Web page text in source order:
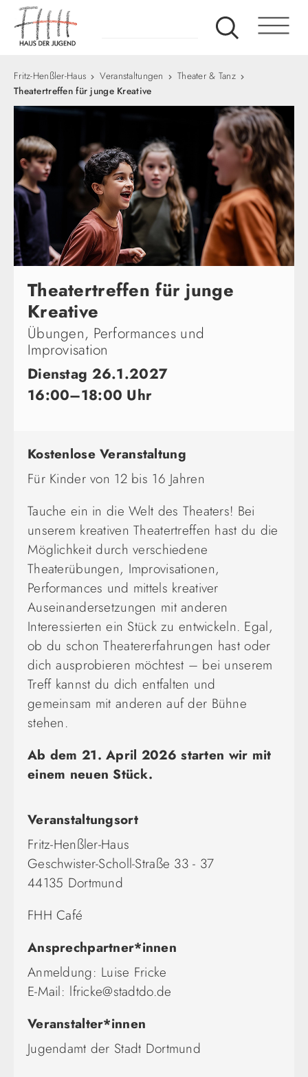
Fritz-Henßler-Haus Veranstaltungen
Theater & Tanz
Theatertreffen für junge Kreative
Theatertreffen für junge
Kreative
Übungen, Performances und
Improvisation
Dienstag 26.1.2027
16:00–18:00 Uhr
Kostenlose Veranstaltung
Für Kinder von 12 bis 16 Jahren
Tauche ein in die Welt des Theaters! Bei
unserem kreativen Theatertreffen hast du die
Möglichkeit durch verschiedene
Theaterübungen, Improvisationen,
Performances und mittels kreativer
Auseinandersetzungen mit anderen
Interessierten ein Stück zu entwickeln. Egal,
ob du schon Theatererfahrungen hast oder
dich ausprobieren möchtest – bei unserem
Treff kannst du dich entfalten und
gemeinsam mit anderen auf der Bühne
stehen.
Ab dem 21. April 2026 starten wir mit
einem neuen Stück.
Veranstaltungsort
Fritz-Henßler-Haus
Geschwister-Scholl-Straße 33 - 37
44135 Dortmund
FHH Café
Ansprechpartner*innen
Anmeldung: Luise Fricke
E-Mail: lfricke@stadtdo.de
Veranstalter*innen
Jugendamt der Stadt Dortmund